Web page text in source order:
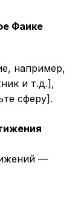
Фаике
например,
и т.д.],
сферу].
—